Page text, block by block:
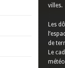
villes.
Les
de
Le